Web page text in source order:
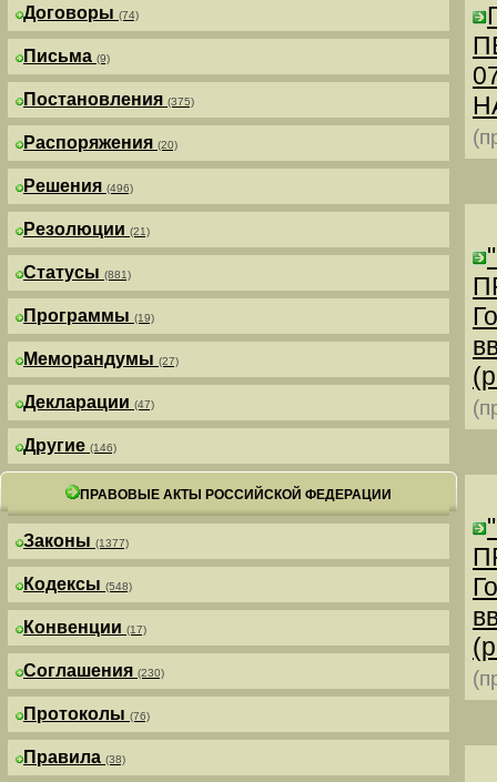
Договоры (74)
Письма (9)
Постановления (375)
Распоряжения (20)
Решения (496)
Резолюции (21)
Статусы (881)
Программы (19)
Меморандумы (27)
Декларации (47)
Другие (146)
ПРАВОВЫЕ АКТЫ РОССИЙСКОЙ ФЕДЕРАЦИИ
Законы (1377)
Кодексы (548)
Конвенции (17)
Соглашения (230)
Протоколы (76)
Правила (38)